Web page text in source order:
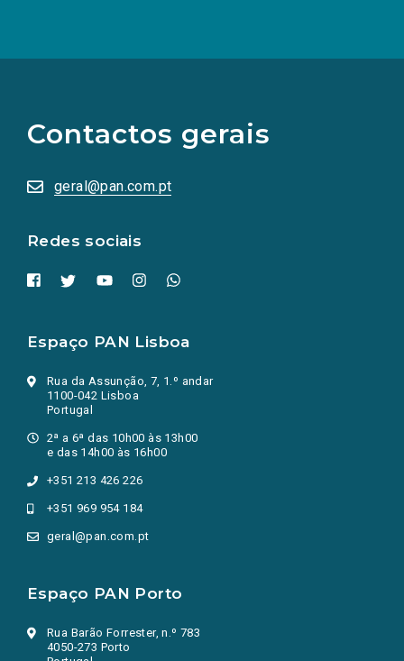
Contactos gerais
geral@pan.com.pt
Redes sociais
redes
sociais
numa
nova
Espaço PAN Lisboa
Rua da Assunção, 7, 1.º andar
1100-042 Lisboa
Portugal
2ª a 6ª das 10h00 às 13h00
e das 14h00 às 16h00
+351 213 426 226
+351 969 954 184
geral@pan.com.pt
Espaço PAN Porto
Rua Barão Forrester, n.º 783
4050-273 Porto